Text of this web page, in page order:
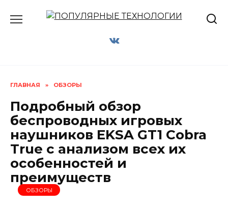
ГЛАВНАЯ » ОБЗОРЫ
Подробный обзор
беспроводных игровых
наушников EKSA GT1 Cobra
True с анализом всех их
особенностей и
преимуществ
ОБЗОРЫ